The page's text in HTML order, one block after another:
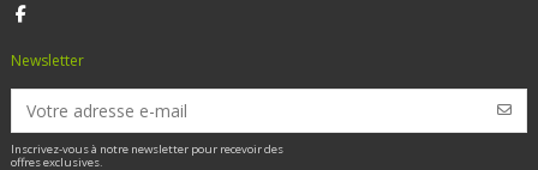
Newsletter
Inscrivez-vous à notre newsletter pour recevoir des
offres exclusives.